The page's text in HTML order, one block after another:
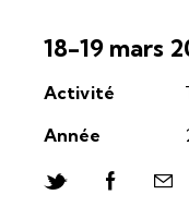
18-19 mars
Activité
Année